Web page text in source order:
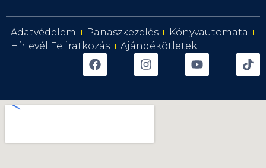
Adatvédelem Panaszkezelés
Könyvautomata
Hírlevél Feliratkozás
Ajándékötletek